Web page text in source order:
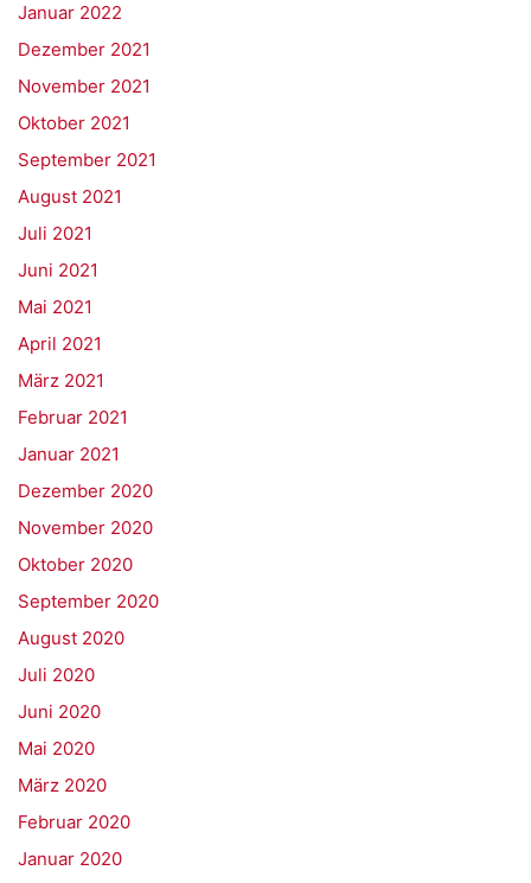
Januar 2022
Dezember 2021
November 2021
Oktober 2021
September 2021
August 2021
Juli 2021
Juni 2021
Mai 2021
April 2021
März 2021
Februar 2021
Januar 2021
Dezember 2020
November 2020
Oktober 2020
September 2020
August 2020
Juli 2020
Juni 2020
Mai 2020
März 2020
Februar 2020
Januar 2020